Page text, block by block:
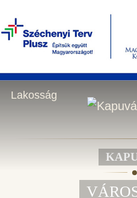
2026.08.09.,
Lakosság